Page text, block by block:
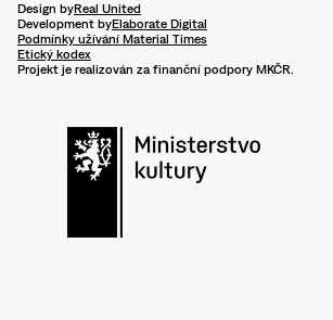
Design byReal United
Development byElaborate Digital
Podmínky užívání Material Times
Etický kodex
Projekt je realizován za finanční podpory MKČR.